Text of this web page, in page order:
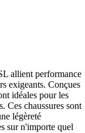
allient performance
exigeants. Conçues
idéales pour les
Ces chaussures sont
légèreté
sur n'importe quel